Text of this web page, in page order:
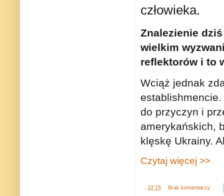
człowieka.
Znalezienie
wielkim
reflektorów i to
Wciąż jednak
do przyczyn i
amerykańskich,
klęskę Ukrainy.
Czytaj więcej >>
22:15 Brak komentarzy: